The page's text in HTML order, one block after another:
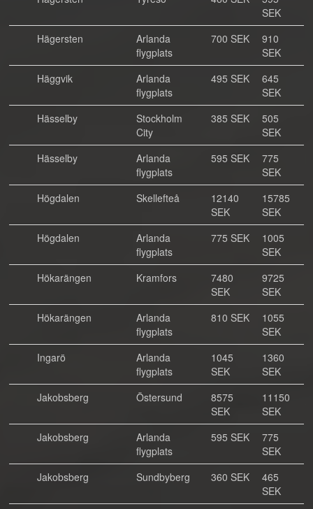
SEK
Hägersten
Arlanda
flygplats
700 SEK
910
SEK
Häggvik
Arlanda
flygplats
495 SEK
645
SEK
Hässelby
Stockholm
City
385 SEK
505
SEK
Hässelby
Arlanda
flygplats
595 SEK
775
SEK
Högdalen
Skellefteå
12140
SEK
15785
SEK
Högdalen
Arlanda
flygplats
775 SEK
1005
SEK
Hökarängen
Kramfors
7480
SEK
9725
SEK
Hökarängen
Arlanda
flygplats
810 SEK
1055
SEK
Ingarö
Arlanda
flygplats
1045
SEK
1360
SEK
Jakobsberg
Östersund
8575
SEK
11150
SEK
Jakobsberg
Arlanda
flygplats
595 SEK
775
SEK
Jakobsberg
Sundbyberg 360 SEK
465
SEK